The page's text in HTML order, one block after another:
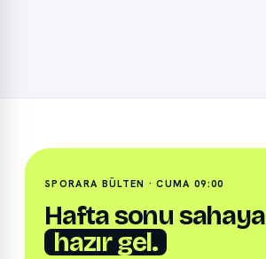
SPORARA BÜLTEN · CUMA 09:00
Hafta sonu sahaya
hazır gel.